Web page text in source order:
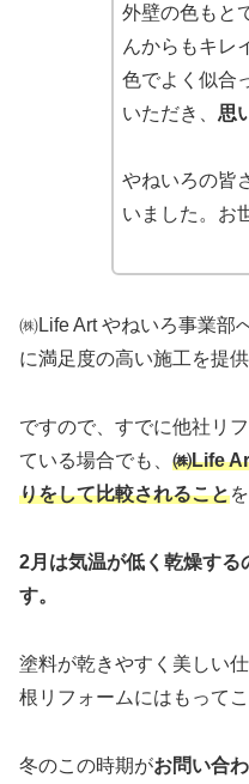
外壁の色もと
んからもキレ
色でよく似合
いただき、 思
やねいろの皆
いました。お
㈱Life Art やねいろ事業部
に満足度の高い施工を提
ですので、すでに他社リ
ている場合でも、 ㈱Life
りをして比較されること
2月は気温が低く乾燥す
す。
塗料が乾きやすく美しい
根リフォームにはもって
冬のこの時期がお問い合